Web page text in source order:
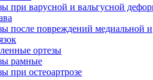
при варусной и вальгусной
после повреждений медиальной и
ортезы
рамные
при остеоартрозе